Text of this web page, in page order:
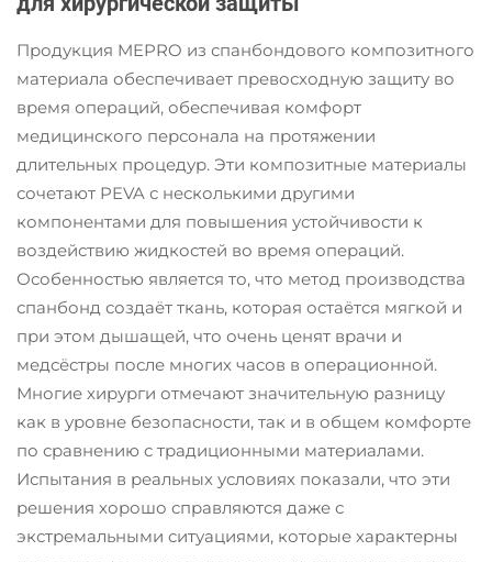
принадлежности
Обследование
листов
предоставляют
гигиеничное
решение,
идеально
подходящее для
условий ухода за
пациентами.
время на уборку
и операционные
расходы,
одновременно
обеспечивая
среду.
Продукция MEPRO из спанбондового композитного
материала обеспечивает превосходную защиту во
время операций, обеспечивая комфорт
медицинского персонала на протяжении
длительных процедур. Эти композитные материалы
сочетают PEVA с несколькими другими
компонентами для повышения устойчивости к
воздействию жидкостей во время операций.
Особенностью является то, что метод производства
спанбонд создаёт ткань, которая остаётся мягкой и
при этом дышащей, что очень ценят врачи и
медсёстры после многих часов в операционной.
Многие хирурги отмечают значительную разницу
как в уровне безопасности, так и в общем комфорте
по сравнению с традиционными материалами.
Испытания в реальных условиях показали, что эти
решения хорошо справляются даже с
экстремальными ситуациями, которые характерны